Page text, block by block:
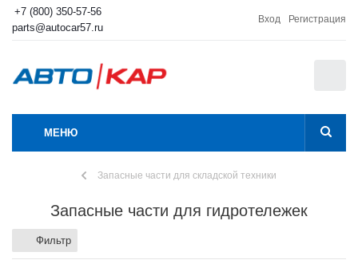
+7 (800) 350-57-56
parts@autocar57.ru
Вход Регистрация
МЕНЮ
Запасные части для складской техники
Запасные части для гидротележек
Фильтр